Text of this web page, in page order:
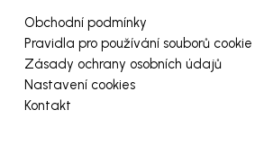
Obchodní podmínky
Pravidla pro používání souborů cookie
Zásady ochrany osobních údajů
Nastavení cookies
Kontakt